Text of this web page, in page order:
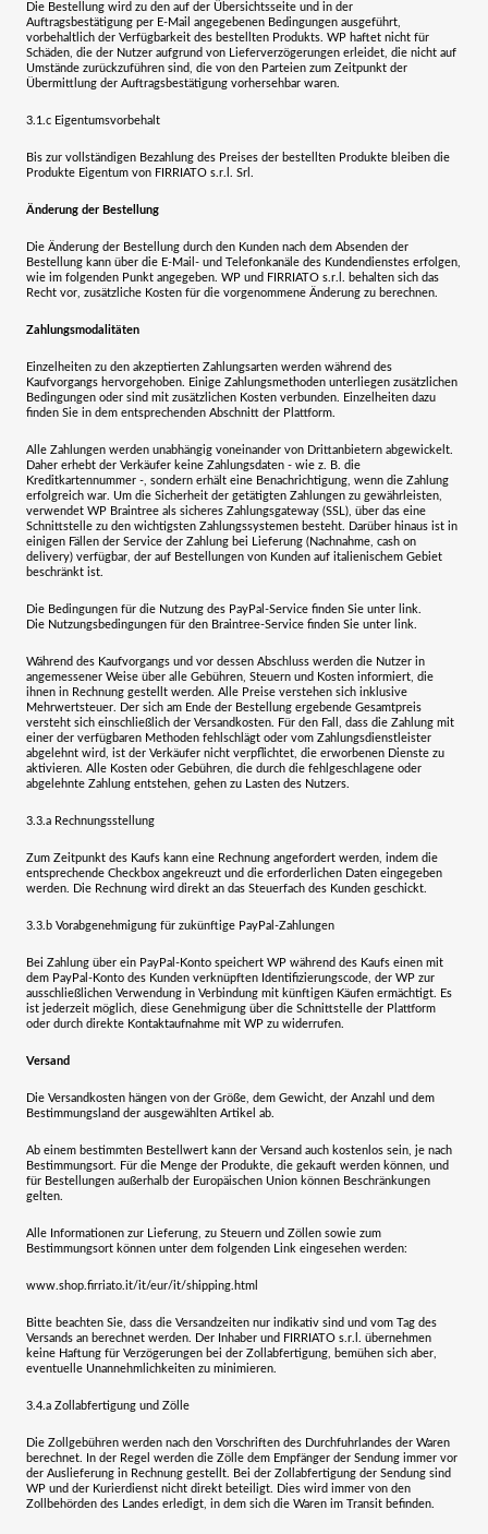
Die Bestellung wird zu den auf der Übersichtsseite und in der
Auftragsbestätigung per E-Mail angegebenen Bedingungen ausgeführt,
vorbehaltlich der Verfügbarkeit des bestellten Produkts. WP haftet nicht für
Schäden, die der Nutzer aufgrund von Lieferverzögerungen erleidet, die nicht auf
Umstände zurückzuführen sind, die von den Parteien zum Zeitpunkt der
Übermittlung der Auftragsbestätigung vorhersehbar waren.
3.1.c Eigentumsvorbehalt
Bis zur vollständigen Bezahlung des Preises der bestellten Produkte bleiben die
Produkte Eigentum von FIRRIATO s.r.l. Srl.
Änderung der Bestellung
Die Änderung der Bestellung durch den Kunden nach dem Absenden der
Bestellung kann über die E-Mail- und Telefonkanäle des Kundendienstes erfolgen,
wie im folgenden Punkt angegeben. WP und FIRRIATO s.r.l.
behalten sich das
Recht vor, zusätzliche Kosten für die vorgenommene Änderung zu berechnen.
Zahlungsmodalitäten
Einzelheiten zu den akzeptierten Zahlungsarten werden während des
Kaufvorgangs hervorgehoben. Einige Zahlungsmethoden unterliegen zusätzlichen
Bedingungen oder sind mit zusätzlichen Kosten verbunden. Einzelheiten dazu
finden Sie in dem entsprechenden Abschnitt der Plattform.
Alle Zahlungen werden unabhängig voneinander von Drittanbietern abgewickelt.
Daher erhebt der Verkäufer keine Zahlungsdaten - wie z. B. die
Kreditkartennummer -, sondern erhält eine Benachrichtigung, wenn die Zahlung
erfolgreich war. Um die Sicherheit der getätigten Zahlungen zu gewährleisten,
verwendet WP Braintree als sicheres Zahlungsgateway (SSL), über das eine
Schnittstelle zu den wichtigsten Zahlungssystemen besteht. Darüber hinaus ist in
einigen Fällen der Service der Zahlung bei Lieferung (Nachnahme, cash on
delivery) verfügbar, der auf Bestellungen von Kunden auf italienischem Gebiet
beschränkt ist.
Die Bedingungen für die Nutzung des PayPal-Service finden Sie unter link
Die Nutzungsbedingungen für den Braintree-Service finden Sie unter link
Während des Kaufvorgangs und vor dessen Abschluss werden die Nutzer in
angemessener Weise über alle Gebühren, Steuern und Kosten informiert, die
ihnen in Rechnung gestellt werden. Alle Preise verstehen sich inklusive
Mehrwertsteuer. Der sich am Ende der Bestellung ergebende Gesamtpreis
versteht sich einschließlich der Versandkosten. Für den Fall, dass die Zahlung mit
einer der verfügbaren Methoden fehlschlägt oder vom Zahlungsdienstleister
abgelehnt wird, ist der Verkäufer nicht verpflichtet, die erworbenen Dienste zu
aktivieren. Alle Kosten oder Gebühren, die durch die fehlgeschlagene oder
abgelehnte Zahlung entstehen, gehen zu Lasten des Nutzers.
3.3.a Rechnungsstellung
Zum Zeitpunkt des Kaufs kann eine Rechnung angefordert werden, indem die
entsprechende Checkbox angekreuzt und die erforderlichen Daten eingegeben
werden. Die Rechnung wird direkt an das Steuerfach des Kunden geschickt.
3.3.b Vorabgenehmigung für zukünftige PayPal-Zahlungen
Bei Zahlung über ein PayPal-Konto speichert WP während des Kaufs einen mit
dem PayPal-Konto des Kunden verknüpften Identifizierungscode, der WP zur
ausschließlichen Verwendung in Verbindung mit künftigen Käufen ermächtigt. Es
ist jederzeit möglich, diese Genehmigung über die Schnittstelle der Plattform
oder durch direkte Kontaktaufnahme mit WP zu widerrufen.
Versand
Die Versandkosten hängen von der Größe, dem Gewicht, der Anzahl und dem
Bestimmungsland der ausgewählten Artikel ab.
Ab einem bestimmten Bestellwert kann der Versand auch kostenlos sein, je nach
Bestimmungsort. Für die Menge der Produkte, die gekauft werden können, und
für Bestellungen außerhalb der Europäischen Union können Beschränkungen
gelten.
Alle Informationen zur Lieferung, zu Steuern und Zöllen sowie zum
Bestimmungsort können unter dem folgenden Link eingesehen werden:
www.shop.firriato.it/it/eur/it/shipping.html
Bitte beachten Sie, dass die Versandzeiten nur indikativ sind und vom Tag des
Versands an berechnet werden. Der Inhaber und FIRRIATO s.r.l.
übernehmen
keine Haftung für Verzögerungen bei der Zollabfertigung, bemühen sich aber,
eventuelle Unannehmlichkeiten zu minimieren.
3.4.a Zollabfertigung und Zölle
Die Zollgebühren werden nach den Vorschriften des Durchfuhrlandes der Waren
berechnet. In der Regel werden die Zölle dem Empfänger der Sendung immer vor
der Auslieferung in Rechnung gestellt. Bei der Zollabfertigung der Sendung sind
WP und der Kurierdienst nicht direkt beteiligt. Dies wird immer von den
Zollbehörden des Landes erledigt, in dem sich die Waren im Transit befinden.